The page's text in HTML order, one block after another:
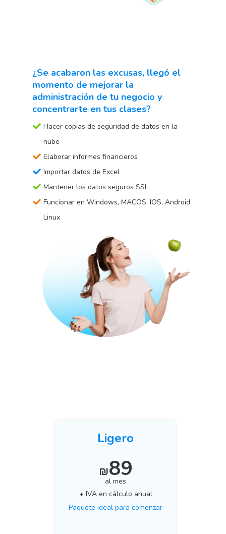
¿Se acabaron las excusas, llegó el
momento de mejorar la
administración de tu negocio y
concentrarte en tus clases?
Hacer copias de seguridad de datos en la
nube
Elaborar informes financieros
Importar datos de Excel
Mantener los datos seguros SSL
Funcionar en Windows, MACOS, IOS, Android,
Linux
Ligero
₪89
al mes
+ IVA en cálculo anual
Paquete ideal para comenzar